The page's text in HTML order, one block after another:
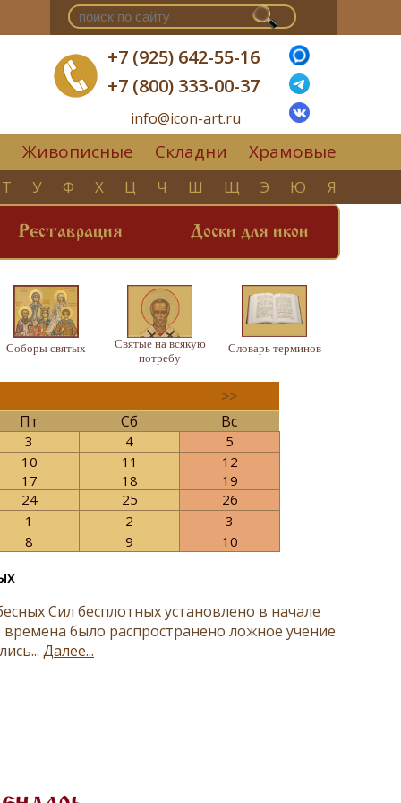
+7 (925) 642-55-16
+7 (800) 333-00-37
info@icon-art.ru
Живописные Складни Храмовые
Т У Ф Х Ц Ч Ш Щ Э Ю Я
Реставрация Доски для икон
Соборы святых
Святые на всякую
потребу
Словарь терминов
>>
Пт Сб Вс
3 4
5
10 11
12
17 18
19
24 25
26
1 2
3
8 9 10
Сил бесплотных установлено в начале
было распространено ложное учение
Далее...